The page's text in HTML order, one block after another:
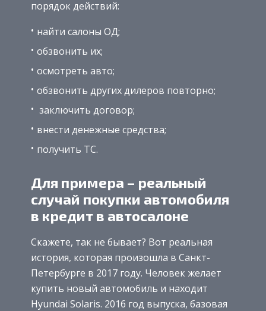
порядок действий:
найти салоны ОД;
обзвонить их;
осмотреть авто;
обзвонить других дилеров повторно;
заключить договор;
внести денежные средства;
получить ТС.
Для примера – реальный
случай покупки автомобиля
в кредит в автосалоне
Скажете, так не бывает? Вот реальная
история, которая произошла в Санкт-
Петербурге в 2017 году. Человек желает
купить новый автомобиль и находит
Hyundai Solaris. 2016 год выпуска, базовая